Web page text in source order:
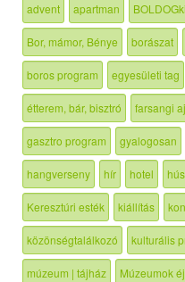
advent apartman
Bor, mámor, Bénye borászat
boros program egyesületi tag
étterem, bár, bisztró farsangi
gasztro program gyalogosan
hangverseny hír hotel
Keresztúri esték kiállítás
közönségtalálkozó kulturális
múzeum | tájház Múzeumok